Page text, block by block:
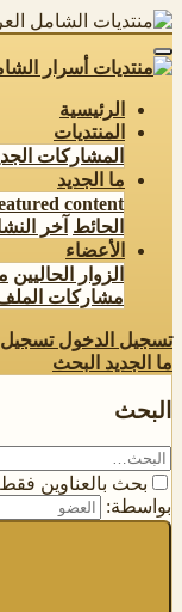
الرئيسية
المنتديات
المشاركات
ما الجديد
content
الحائط آخر
الأعضاء
الزوار الحاليين
مشاركات
تسجيل الدخول تسجيل
ما الجديد البحث
البحث
بحث بالعناوين فقط
بواسطة: